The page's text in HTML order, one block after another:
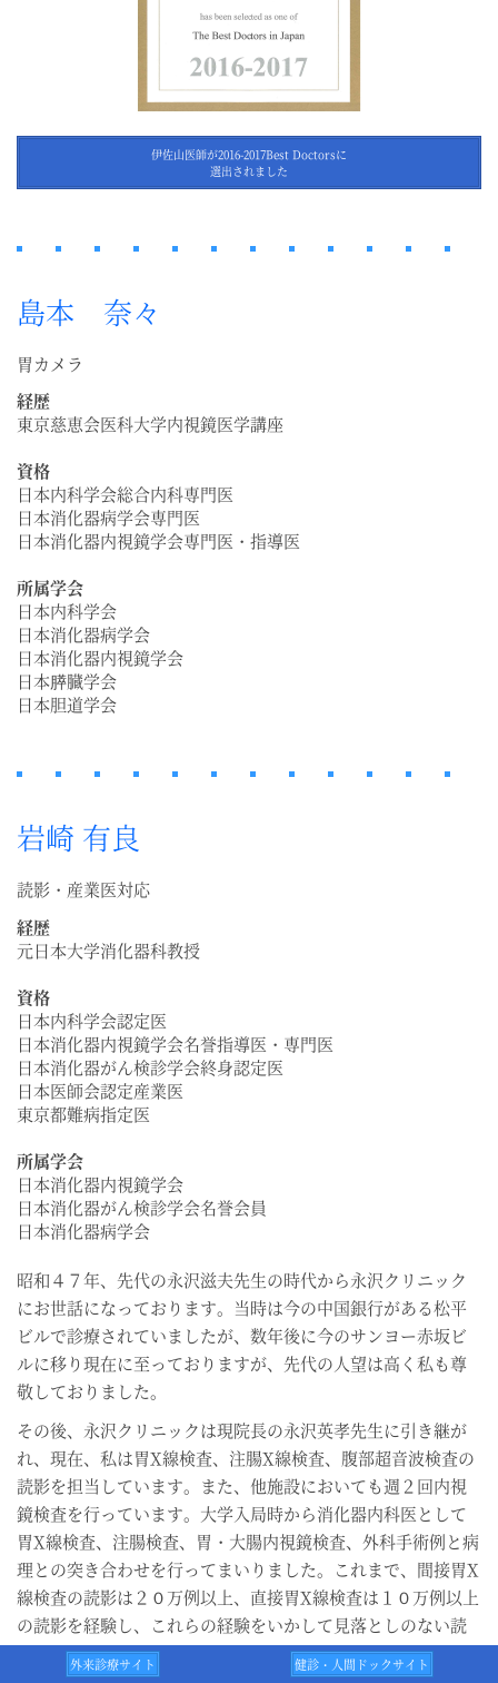
伊佐山医師が2016-2017Best Doctorsに
選出されました
島本 奈々
胃カメラ
経歴
東京慈恵会医科大学内視鏡医学講座
資格
日本内科学会総合内科専門医
日本消化器病学会専門医
日本消化器内視鏡学会専門医・指導医
所属学会
日本内科学会
日本消化器病学会
日本消化器内視鏡学会
日本膵臓学会
日本胆道学会
岩崎 有良
読影・産業医対応
経歴
元日本大学消化器科教授
資格
日本内科学会認定医
日本消化器内視鏡学会名誉指導医・専門医
日本消化器がん検診学会終身認定医
日本医師会認定産業医
東京都難病指定医
所属学会
日本消化器内視鏡学会
日本消化器がん検診学会名誉会員
日本消化器病学会
昭和４７年、先代の永沢滋夫先生の時代から永沢クリニック
にお世話になっております。当時は今の中国銀行がある松平
ビルで診療されていましたが、数年後に今のサンヨー赤坂ビ
ルに移り現在に至っておりますが、先代の人望は高く私も尊
敬しておりました。
その後、永沢クリニックは現院長の永沢英孝先生に引き継が
れ、現在、私は胃X線検査、注腸X線検査、腹部超音波検査の
読影を担当しています。また、他施設においても週２回内視
鏡検査を行っています。大学入局時から消化器内科医として
胃X線検査、注腸検査、胃・大腸内視鏡検査、外科手術例と病
理との突き合わせを行ってまいりました。これまで、間接胃X
線検査の読影は２０万例以上、直接胃X線検査は１０万例以上
の読影を経験し、これらの経験をいかして見落としのない読
影を心がけております。
外来診療サイト 健診・人間ドックサイト